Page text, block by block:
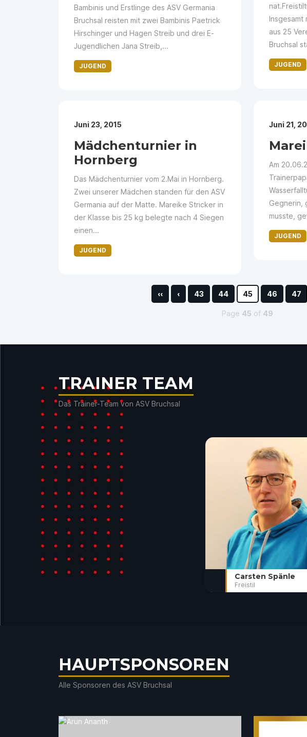
Bambinis und Erstlinge des ASV Germania
Bruchsal reisten mit zwei Bambinis Paetrick
Hirschinger und Hagen Streib und drei E-
Jugendlichen Jana Streib,...
JUGEND
Insgesamt
aus 25
Bruchsal
JUGEND
Juni 23, 2015
Mädchenturnier in
Hornberg
Das Mädchenturnier vom 2.Mai in Hornberg.
Zwei unserer Mädchen standen für den ASV
Germania auf der Matte. Mareike Stricker in
der Klasse bis 25 kg belegte nach 4 Siegen
einen...
JUGEND
Juni 21,
Am
Gegnerin,
musste,
JUGEND
‹‹ ‹ 43 44 45 46 47
Page 45 of 49
TRAINER TEAM
Das Trainer-Team von ASV Bruchsal
Carsten Spänle
Freistil
HAUPTSPONSOREN
Alle Sponsoren des ASV Bruchsal